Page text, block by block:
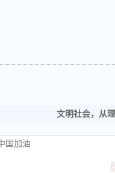
文明社会，从